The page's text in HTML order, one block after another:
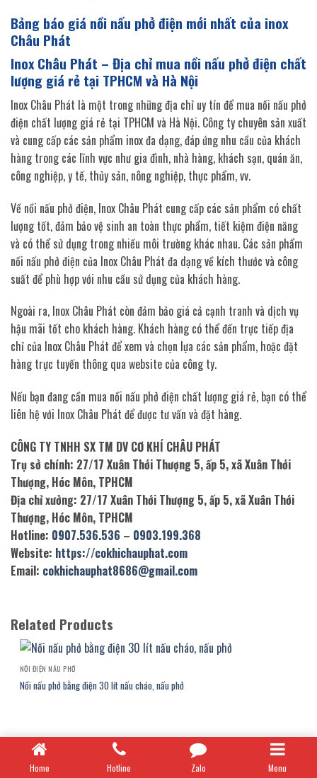
Bảng báo giá nồi nấu phở điện mới nhất của inox
Châu Phát
Inox Châu Phát – Địa chỉ mua nồi nấu phở điện chất
lượng giá rẻ tại TPHCM và Hà Nội
Inox Châu Phát là một trong những địa chỉ uy tín để mua nồi nấu phở
điện chất lượng giá rẻ tại TPHCM và Hà Nội. Công ty chuyên sản xuất
và cung cấp các sản phẩm inox đa dạng, đáp ứng nhu cầu của khách
hàng trong các lĩnh vực như gia đình, nhà hàng, khách sạn, quán ăn,
công nghiệp, y tế, thủy sản, nông nghiệp, thực phẩm, vv.
Về nồi nấu phở điện, Inox Châu Phát cung cấp các sản phẩm có chất
lượng tốt, đảm bảo vệ sinh an toàn thực phẩm, tiết kiệm điện năng
và có thể sử dụng trong nhiều môi trường khác nhau. Các sản phẩm
nồi nấu phở điện của Inox Châu Phát đa dạng về kích thước và công
suất để phù hợp với nhu cầu sử dụng của khách hàng.
Ngoài ra, Inox Châu Phát còn đảm bảo giá cả cạnh tranh và dịch vụ
hậu mãi tốt cho khách hàng. Khách hàng có thể đến trực tiếp địa
chỉ của Inox Châu Phát để xem và chọn lựa các sản phẩm, hoặc đặt
hàng trực tuyến thông qua website của công ty.
Nếu bạn đang cần mua nồi nấu phở điện chất lượng giá rẻ, bạn có thể
liên hệ với Inox Châu Phát để được tư vấn và đặt hàng.
CÔNG TY TNHH SX TM DV CƠ KHÍ CHÂU PHÁT
Trụ sở chính: 27/17 Xuân Thới Thượng 5, ấp 5, xã Xuân Thới
Thượng, Hóc Môn, TPHCM
Địa chỉ xưởng: 27/17 Xuân Thới Thượng 5, ấp 5, xã Xuân Thới
Thượng, Hóc Môn, TPHCM
Hotline: 0907.536.536 – 0903.199.368
Website: https://cokhichauphat.com
Email: cokhichauphat8686@gmail.com
Related Products
NỒI ĐIỆN NẤU PHỞ
Nồi nấu phở bằng điện 30 lít nấu cháo, nấu phở
Home Hotline Zalo Menu